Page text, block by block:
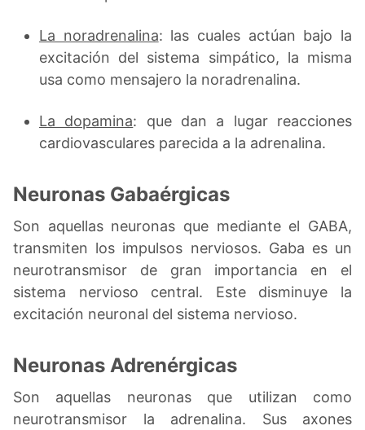
La noradrenalina: las cuales actúan bajo la
excitación del sistema simpático, la misma
usa como mensajero la noradrenalina.
La dopamina: que dan a lugar reacciones
cardiovasculares parecida a la adrenalina.
Neuronas Gabaérgicas
Son aquellas neuronas que mediante el GABA,
transmiten los impulsos nerviosos. Gaba es un
neurotransmisor de gran importancia en el
sistema nervioso central. Este disminuye la
excitación neuronal del sistema nervioso.
Neuronas Adrenérgicas
Son aquellas neuronas que utilizan como
neurotransmisor la adrenalina. Sus axones